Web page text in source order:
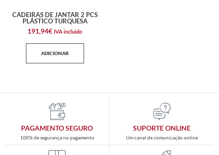
CADEIRAS DE JANTAR 2 PCS
PLÁSTICO TURQUESA
191,94€ IVA incluido
ADICIONAR
PAGAMENTO SEGURO
100% de segurança no pagamento
SUPORTE ONLINE
Um canal de comunicação online